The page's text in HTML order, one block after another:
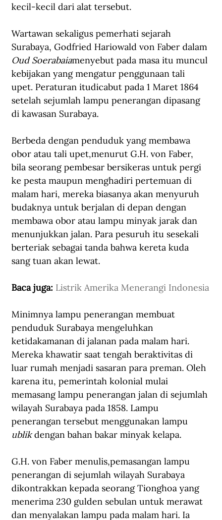
kecil-kecil dari alat tersebut.
Wartawan sekaligus pemerhati sejarah
Surabaya, Godfried Hariowald von Faber dalam
Oud Soerabaiamenyebut pada masa itu muncul
kebijakan yang mengatur penggunaan tali
upet. Peraturan itudicabut pada 1 Maret 1864
setelah sejumlah lampu penerangan dipasang
di kawasan Surabaya.
Berbeda dengan penduduk yang membawa
obor atau tali upet,menurut G.H. von Faber,
bila seorang pembesar bersikeras untuk pergi
ke pesta maupun menghadiri pertemuan di
malam hari, mereka biasanya akan menyuruh
budaknya untuk berjalan di depan dengan
membawa obor atau lampu minyak jarak dan
menunjukkan jalan. Para pesuruh itu sesekali
berteriak sebagai tanda bahwa kereta kuda
sang tuan akan lewat.
Baca juga: Listrik Amerika Menerangi Indonesia
Minimnya lampu penerangan membuat
penduduk Surabaya mengeluhkan
ketidakamanan di jalanan pada malam hari.
Mereka khawatir saat tengah beraktivitas di
luar rumah menjadi sasaran para preman. Oleh
karena itu, pemerintah kolonial mulai
memasang lampu penerangan jalan di sejumlah
wilayah Surabaya pada 1858. Lampu
penerangan tersebut menggunakan lampu
ublik dengan bahan bakar minyak kelapa.
G.H. von Faber menulis,pemasangan lampu
penerangan di sejumlah wilayah Surabaya
dikontrakkan kepada seorang Tionghoa yang
menerima 230 gulden sebulan untuk merawat
dan menyalakan lampu pada malam hari. Ia